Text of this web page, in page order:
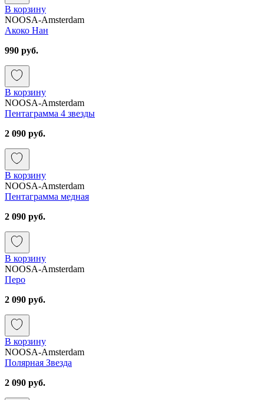
В корзину
NOOSA-Amsterdam
Акоко Нан
990 руб.
В корзину
NOOSA-Amsterdam
Пентаграмма 4 звезды
2 090 руб.
В корзину
NOOSA-Amsterdam
Пентаграмма медная
2 090 руб.
В корзину
NOOSA-Amsterdam
Перо
2 090 руб.
В корзину
NOOSA-Amsterdam
Полярная Звезда
2 090 руб.